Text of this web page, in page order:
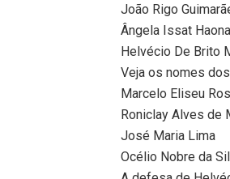
João Rigo
Ângela Issat
Helvécio De Brito
Veja os nomes
Marcelo Eliseu
Roniclay Alves de
José Maria Lima
Océlio Nobre da